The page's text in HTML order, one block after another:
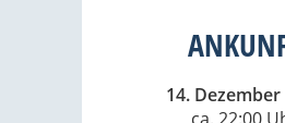
14. Dezember